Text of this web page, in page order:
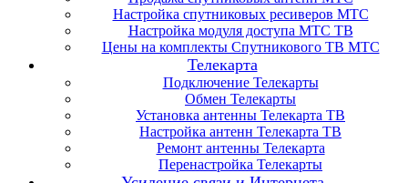
Настройка спутниковых ресиверов МТС
Настройка модуля доступа МТС ТВ
Цены на комплекты Спутникового ТВ МТС
Телекарта
Подключение Телекарты
Обмен Телекарты
Установка антенны Телекарта ТВ
Настройка антенн Телекарта ТВ
Ремонт антенны Телекарта
Перенастройка Телекарты